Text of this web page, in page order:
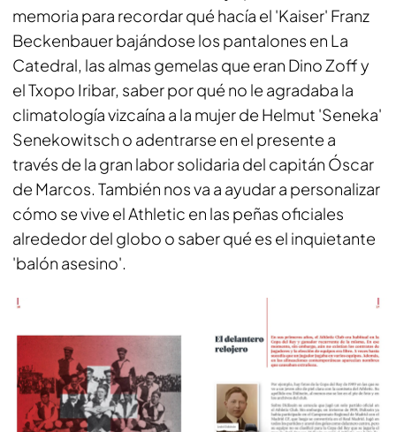
memoria para recordar qué hacía el 'Kaiser' Franz
Beckenbauer bajándose los pantalones en La
Catedral, las almas gemelas que eran Dino Zoff y
el Txopo Iribar, saber por qué no le agradaba la
climatología vizcaína a la mujer de Helmut 'Seneka'
Senekowitsch o adentrarse en el presente a
través de la gran labor solidaria del capitán Óscar
de Marcos. También nos va a ayudar a personalizar
cómo se vive el Athletic en las peñas oficiales
alrededor del globo o saber qué es el inquietante
'balón asesino'.